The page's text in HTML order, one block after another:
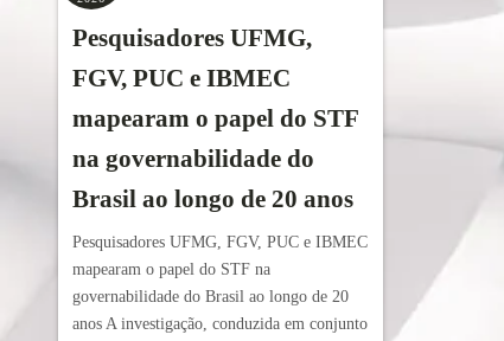
Pesquisadores UFMG,
FGV, PUC e IBMEC
mapearam o papel do STF
na governabilidade do
Brasil ao longo de 20 anos
Pesquisadores UFMG, FGV, PUC e IBMEC
mapearam o papel do STF na
governabilidade do Brasil ao longo de 20
anos A investigação, conduzida em conjunto